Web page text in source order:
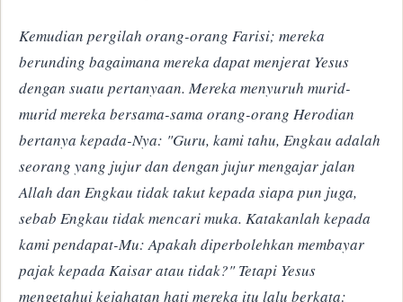
Kemudian pergilah orang-orang Farisi; mereka
berunding bagaimana mereka dapat menjerat Yesus
dengan suatu pertanyaan. Mereka menyuruh murid-
murid mereka bersama-sama orang-orang Herodian
bertanya kepada-Nya: "Guru, kami tahu, Engkau adalah
seorang yang jujur dan dengan jujur mengajar jalan
Allah dan Engkau tidak takut kepada siapa pun juga,
sebab Engkau tidak mencari muka. Katakanlah kepada
kami pendapat-Mu: Apakah diperbolehkan membayar
pajak kepada Kaisar atau tidak?" Tetapi Yesus
mengetahui kejahatan hati mereka itu lalu berkata: